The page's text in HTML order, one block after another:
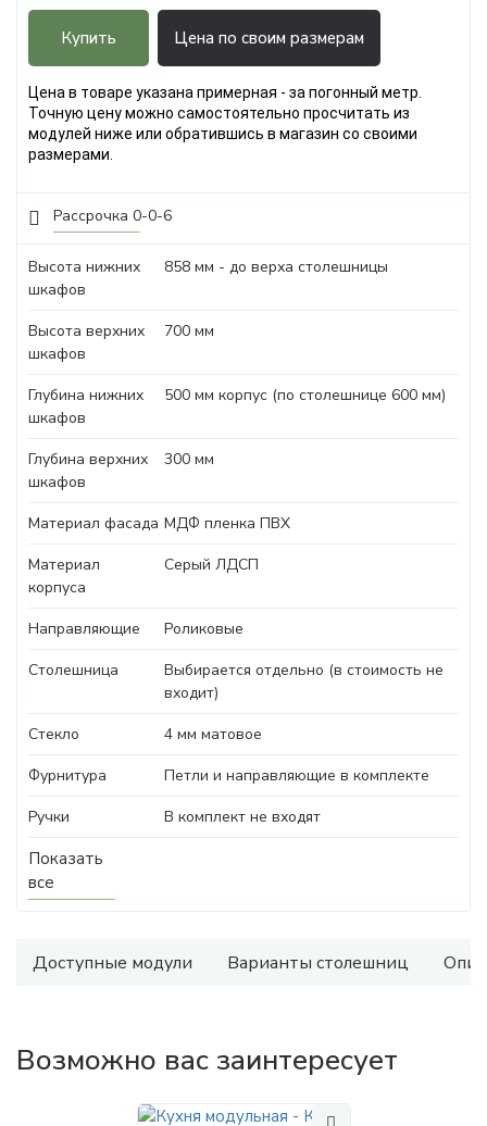
Рассрочка 0-0-6
Купить Цена по своим размерам
Цена в товаре указана примерная - за погонный метр.
Точную цену можно самостоятельно просчитать из
модулей ниже или обратившись в магазин со своими
размерами.
Высота нижних
шкафов
858 мм - до верха столешницы
Высота верхних
шкафов
700 мм
Глубина нижних
шкафов
500 мм корпус (по столешнице 600 мм)
Глубина верхних
шкафов
300 мм
Материал фасада МДФ пленка ПВХ
Материал
корпуса
Серый ЛДСП
Направляющие
Роликовые
Столешница
Выбирается отдельно (в стоимость не
входит)
Стекло
4 мм матовое
Фурнитура
Петли и направляющие в комплекте
Ручки
В комплект не входят
Показать
все
Доступные модули Варианты столешниц
Возможно вас заинтересует